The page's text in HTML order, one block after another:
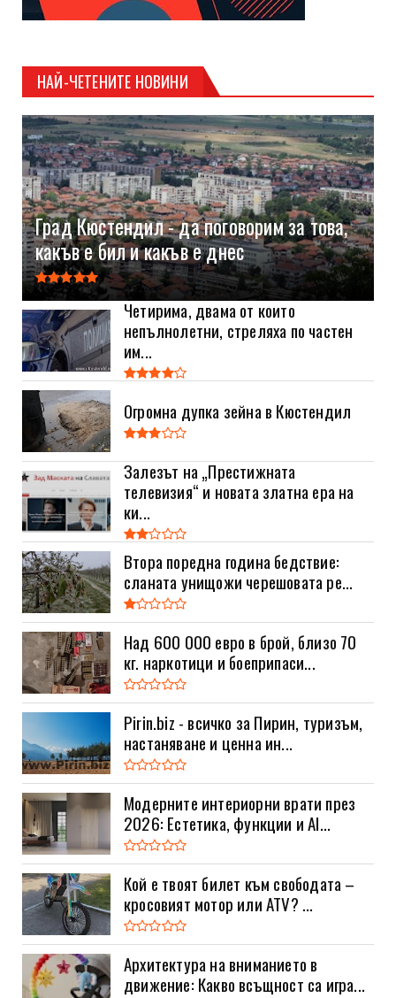
НАЙ-ЧЕТЕНИТЕ НОВИНИ
Град Кюстендил - да поговорим за това,
какъв е бил и какъв е днес
Четирима, двама от които
непълнолетни, стреляха по частен
им...
Огромна дупка зейна в Кюстендил
Залезът на „Престижната
телевизия“ и новата златна ера на
ки...
Втора поредна година бедствие:
сланата унищожи черешовата ре...
Над 600 000 евро в брой, близо 70
кг. наркотици и боеприпаси...
Pirin.biz - всичко за Пирин, туризъм,
настаняване и ценна ин...
Модерните интериорни врати през
2026: Естетика, функции и AI...
Кой е твоят билет към свободата –
кросовият мотор или ATV? ...
Архитектура на вниманието в
движение: Какво всъщност са игра...